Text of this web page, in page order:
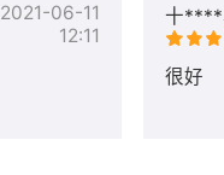
2021-06-11
12:11
十
很好